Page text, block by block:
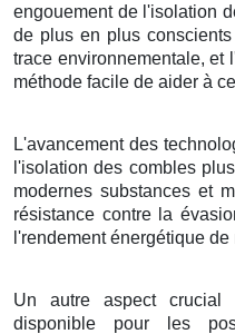
engouement de l'isolation
de plus en plus
trace environnementale, et
méthode facile de aider à
L'avancement des
l'isolation des combles
modernes substances et
résistance contre la
l'rendement énergétique
Un autre aspect crucial
disponible pour les